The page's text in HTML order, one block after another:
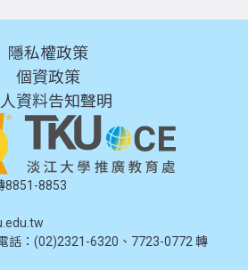
隱私權政策
個資政策
資料告知聲明
8851-8853
話：(02)2321-6320、7723-0772 轉